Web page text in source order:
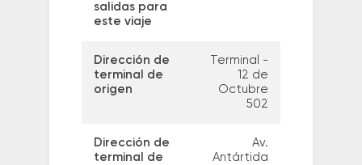
salidas para
este viaje
Dirección de
terminal de
origen
Terminal -
12 de
Octubre
502
Dirección de
terminal de
Av.
Antártida